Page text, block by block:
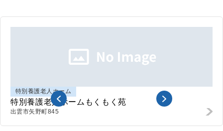
特別養護老人ホーム
特別養護老人ホームもくもく苑
出雲市矢野町845